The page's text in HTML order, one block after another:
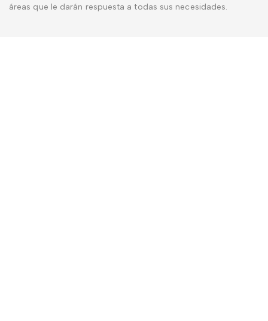
áreas que le darán respuesta a todas sus necesidades.